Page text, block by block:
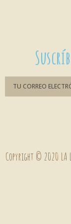
Copyright © 2020 LA